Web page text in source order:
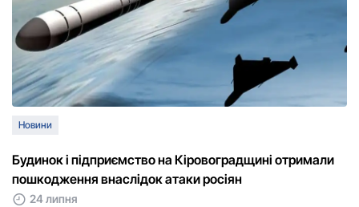
Новини
Будинок і підприємство на Кіровоградщині отримали
пошкодження внаслідок атаки росіян
24 липня